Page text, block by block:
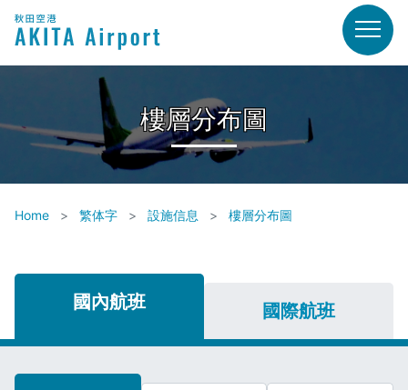
樓層分布圖
Home 繁体字 設施信息 樓層分布圖
國內航班 國際航班